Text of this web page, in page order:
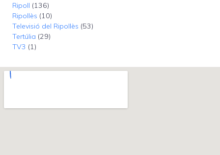
Ripoll (136)
Ripollès (10)
Televisió del Ripollès (53)
Tertúlia (29)
TV3 (1)